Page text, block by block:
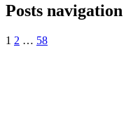
Posts navigation
1 2 … 58